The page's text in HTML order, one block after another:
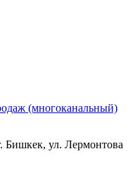
(многоканальный)
Бишкек, ул. Лермонтова